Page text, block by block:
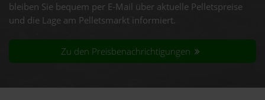
bleiben Sie bequem per E-Mail über aktuelle Pelletspreise
und die Lage am Pelletsmarkt informiert.
Zu den Preisbenachrichtigungen